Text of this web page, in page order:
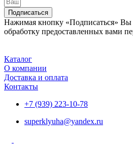
Подписаться
Нажимая кнопку «Подписаться» Вы
обработку предоставленных вами
Каталог
О компании
Доставка и оплата
Контакты
+7 (939) 223-10-78
superklyuha@yandex.ru